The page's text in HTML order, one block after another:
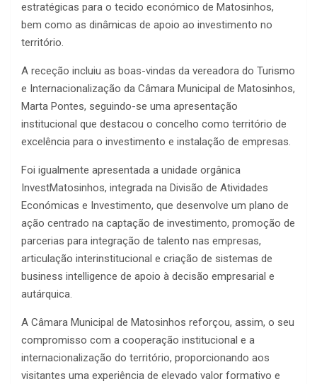
estratégicas para o tecido económico de Matosinhos,
bem como as dinâmicas de apoio ao investimento no
território.
A receção incluiu as boas-vindas da vereadora do Turismo
e Internacionalização da Câmara Municipal de Matosinhos,
Marta Pontes, seguindo-se uma apresentação
institucional que destacou o concelho como território de
excelência para o investimento e instalação de empresas.
Foi igualmente apresentada a unidade orgânica
InvestMatosinhos, integrada na Divisão de Atividades
Económicas e Investimento, que desenvolve um plano de
ação centrado na captação de investimento, promoção de
parcerias para integração de talento nas empresas,
articulação interinstitucional e criação de sistemas de
business intelligence de apoio à decisão empresarial e
autárquica.
A Câmara Municipal de Matosinhos reforçou, assim, o seu
compromisso com a cooperação institucional e a
internacionalização do território, proporcionando aos
visitantes uma experiência de elevado valor formativo e